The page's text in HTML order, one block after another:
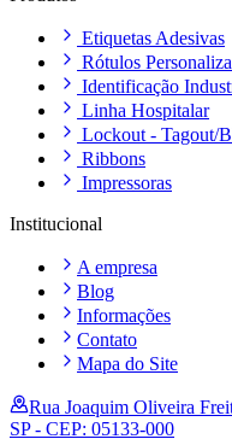
Etiquetas Adesivas
Rótulos
Identificação
Linha Hospitalar
Lockout - Tagout/
Ribbons
Impressoras
Institucional
A empresa
Blog
Informações
Contato
Mapa do Site
Rua Joaquim Oliveira
SP - CEP: 05133-000